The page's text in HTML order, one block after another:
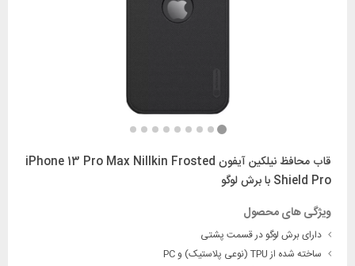
قاب محافظ نیلکین آیفون iPhone 13 Pro Max Nillkin Frosted
Shield Pro با برش لوگو
ویژگی های محصول
دارای برش لوگو در قسمت پشتی
ساخته شده از TPU (نوعی پلاستیک) و PC